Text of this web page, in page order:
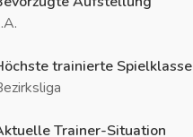
trainierte Spielklasse
Trainer-Situation